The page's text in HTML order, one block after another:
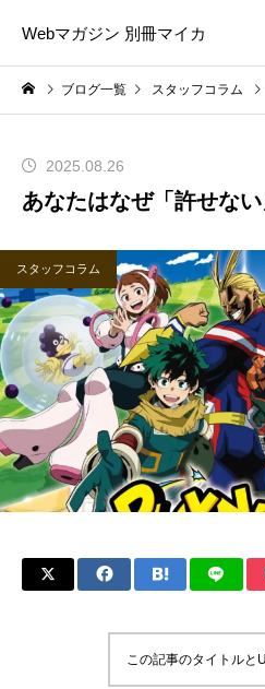
Webマガジン 別冊マイカ
ブログ一覧 スタッフコラム
2025.08.26
あなたはなぜ「許せな
スタッフコラム
この記事のタイトルと